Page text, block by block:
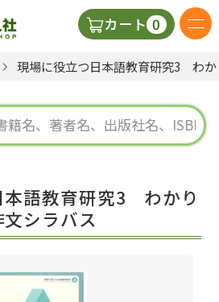
カート 0
日本語の教科書
視聴覚・補助教材
教師用参考書
現場に役立つ日本語教育研究3 わ
本語教育研究3 わかり
シラバス